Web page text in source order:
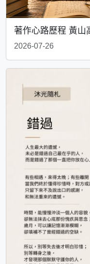
著作心路
2026-07-26